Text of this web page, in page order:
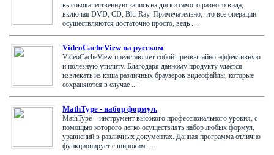
высококачественную запись на диски самого разного вида,
включая DVD, CD, Blu-Ray. Примечательно, что все операции
осуществляются достаточно просто, ведь ....
VideoCacheView на русском
VideoCacheView представляет собой чрезвычайно эффективную
и полезную утилиту. Благодаря данному продукту удается
извлекать из кэша различных браузеров видеофайлы, которые
сохраняются в случае ....
MathType - набор формул.
MathType – инструмент высокого профессионального уровня, с
помощью которого легко осуществлять набор любых формул,
уравнений в различных документах. Данная программа отлично
функционирует с широким ....